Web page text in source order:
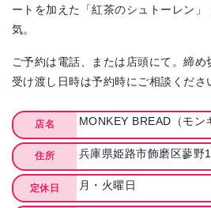
ートを加えた「紅茶のシュトーレン」
気。
ご予約は電話、または店頭にて。締め
受け渡し日時は予約時にご相談くださ
店名 MONKEY BREAD（モン
住所 兵庫県姫路市飾磨区蓼野
定休日 月・火曜日